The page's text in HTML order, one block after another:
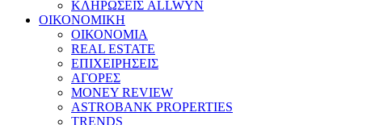
ΚΛΗΡΩΣΕΙΣ ALLWYN
ΟΙΚΟΝΟΜΙΚΗ
ΟΙΚΟΝΟΜΙΑ
REAL ESTATE
ΕΠΙΧΕΙΡΗΣΕΙΣ
ΑΓΟΡΕΣ
MONEY REVIEW
ASTROBANK PROPERTIES
TRENDS